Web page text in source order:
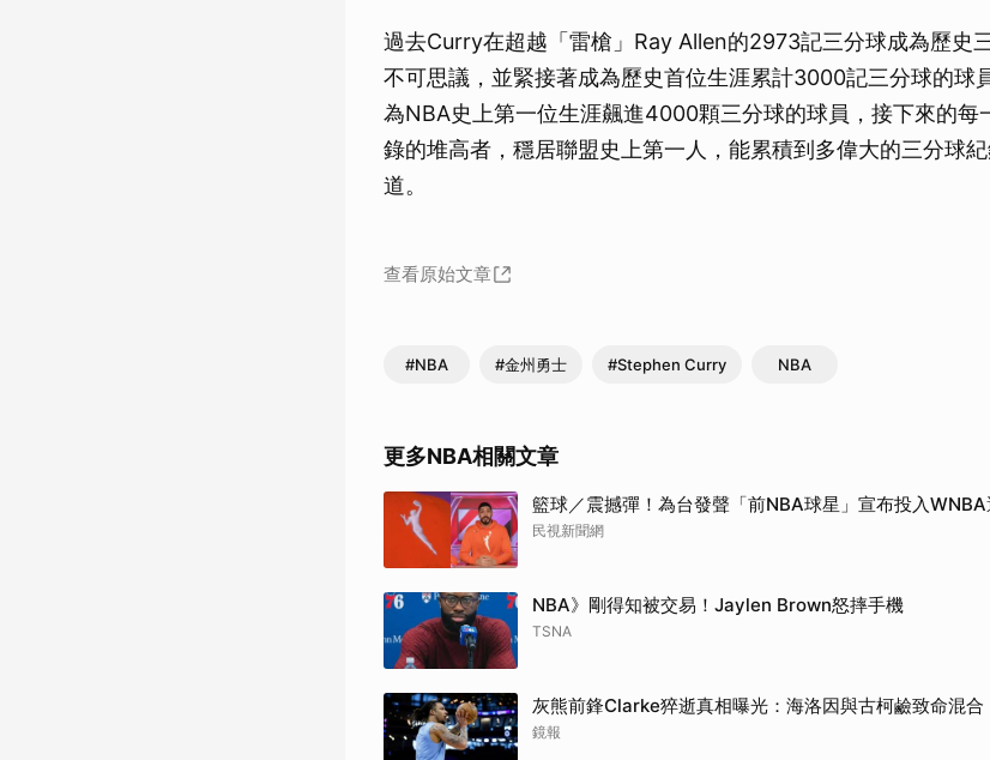
過去Curry在超越「雷槍」Ray Allen的2973記三分球成為歷史
不可思議，並緊接著成為歷史首位生涯累計3000記三分球的球
為NBA史上第一位生涯飆進4000顆三分球的球員，接下來的每
錄的堆高者，穩居聯盟史上第一人，能累積到多偉大的三分球
道。
查看原始文章
#NBA #金州勇士 #Stephen Curry NBA
更多NBA相關文章
籃球／震撼彈！為台發聲「前NBA球星」宣布投入WNBA
民視新聞網
NBA》剛得知被交易！Jaylen Brown怒摔手機
TSNA
灰熊前鋒Clarke猝逝真相曝光：海洛因與古柯鹼致命混合
鏡報